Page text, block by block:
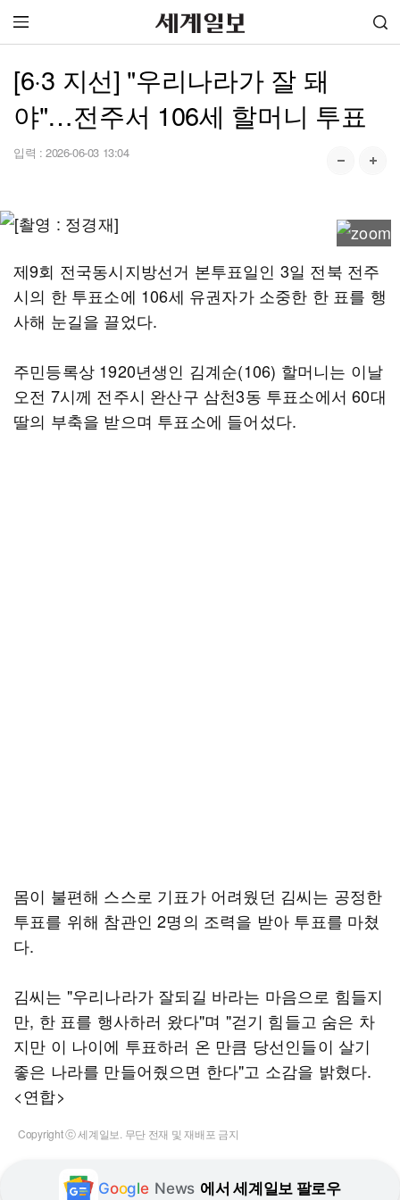
[6·3 지선] "우리나라가 잘 돼
야"…전주서 106세 할머니 투표
입력 : 2026-06-03 13:04
제9회 전국동시지방선거 본투표일인 3일 전북 전주
시의 한 투표소에 106세 유권자가 소중한 한 표를 행
사해 눈길을 끌었다.
주민등록상 1920년생인 김계순(106) 할머니는 이날
오전 7시께 전주시 완산구 삼천3동 투표소에서 60대
딸의 부축을 받으며 투표소에 들어섰다.
몸이 불편해 스스로 기표가 어려웠던 김씨는 공정한
투표를 위해 참관인 2명의 조력을 받아 투표를 마쳤
다.
김씨는 "우리나라가 잘되길 바라는 마음으로 힘들지
만, 한 표를 행사하러 왔다"며 "걷기 힘들고 숨은 차
지만 이 나이에 투표하러 온 만큼 당선인들이 살기
좋은 나라를 만들어줬으면 한다"고 소감을 밝혔다.
<연합>
Copyright ⓒ 세계일보. 무단 전재 및 재배포 금지
Google News 에서 세계일보 팔로우